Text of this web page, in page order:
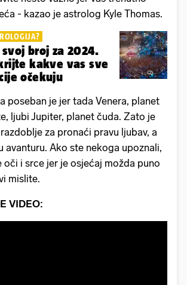
- kazao je astrolog Kyle Thomas.
broj za 2024.
kakve vas sve
očekuju
poseban je jer tada Venera, planet
ljubi Jupiter, planet čuda. Zato je
za pronaći pravu ljubav, a
avanturu. Ako ste nekoga upoznali,
i srce jer je osjećaj možda puno
mislite.
VIDEO: